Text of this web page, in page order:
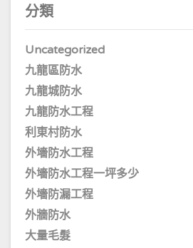
分類
Uncategorized
九龍區防水
九龍城防水
九龍防水工程
利東村防水
外墻防水工程
外墻防水工程一坪多少
外墻防漏工程
外牆防水
大量毛髮